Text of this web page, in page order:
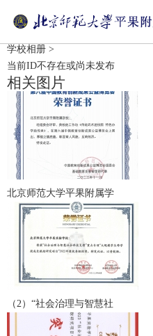
学校相册 >
当前ID不存在或尚未发布
相关图片
北京师范大学平果附属学
（2）“社会治理与智慧社